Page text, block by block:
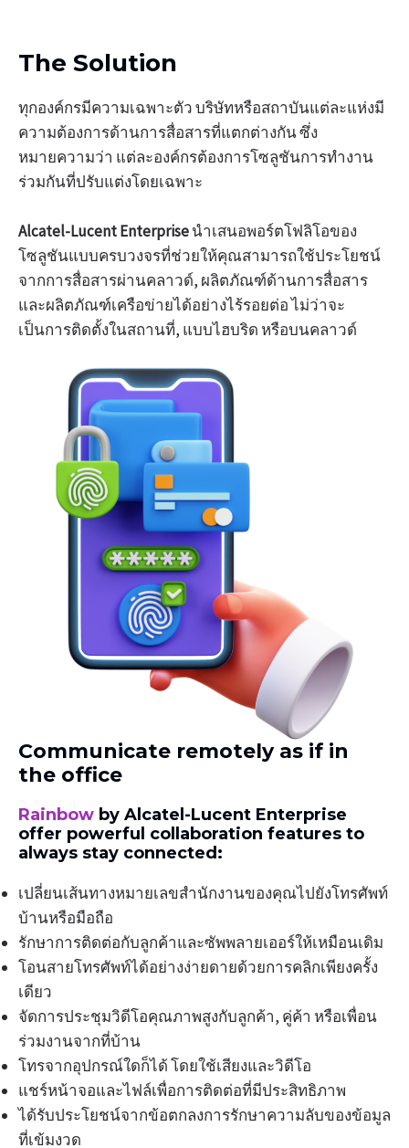
The Solution
ทุกองค์กรมีความเฉพาะตัว บริษัทหรือสถาบันแต่ละแห่งมี
ความต้องการด้านการสื่อสารที่แตกต่างกัน ซึ่ง
หมายความว่า แต่ละองค์กรต้องการโซลูชันการทำงาน
ร่วมกันที่ปรับแต่งโดยเฉพาะ
Alcatel-Lucent Enterpriseนำเสนอพอร์ตโฟลิโอของ
โซลูชันแบบครบวงจรที่ช่วยให้คุณสามารถใช้ประโยชน์
จากการสื่อสารผ่านคลาวด์, ผลิตภัณฑ์ด้านการสื่อสาร
และผลิตภัณฑ์เครือข่ายได้อย่างไร้รอยต่อ ไม่ว่าจะ
เป็นการติดตั้งในสถานที่, แบบไฮบริด หรือบนคลาวด์
Communicate remotely as if in
the office
Rainbow by Alcatel-Lucent Enterprise
offer powerful collaboration features to
always stay connected:
เปลี่ยนเส้นทางหมายเลขสำนักงานของคุณไปยังโทรศัพท์
บ้านหรือมือถือ
รักษาการติดต่อกับลูกค้าและซัพพลายเออร์ให้เหมือนเดิม
โอนสายโทรศัพท์ได้อย่างง่ายดายด้วยการคลิกเพียงครั้ง
เดียว
จัดการประชุมวิดีโอคุณภาพสูงกับลูกค้า, คู่ค้า หรือเพื่อน
ร่วมงานจากที่บ้าน
โทรจากอุปกรณ์ใดก็ได้ โดยใช้เสียงและวิดีโอ
แชร์หน้าจอและไฟล์เพื่อการติดต่อที่มีประสิทธิภาพ
ได้รับประโยชน์จากข้อตกลงการรักษาความลับของข้อมูล
ที่เข้มงวด